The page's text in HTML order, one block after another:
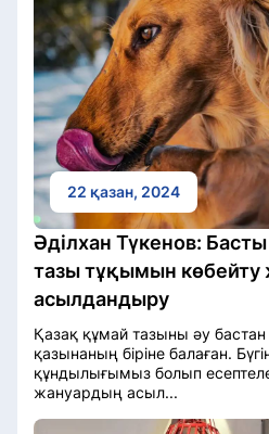
22 қазан, 2024
Әділхан Түкенов:
тазы тұқымын көбейту
асылдандыру
Қазақ құмай тазыны әу бастан
қазынаның біріне балаған.
құндылығымыз болып
жануардың асыл...